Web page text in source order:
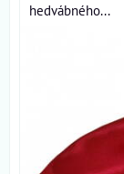
hedvábného...